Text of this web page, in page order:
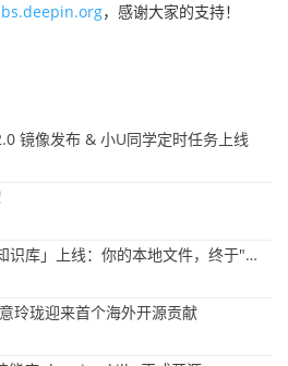
，感谢大家的支持！
镜像发布 & 小U同学定时任务上线
重磅更新！小U同学「全局知识库」上线：你的本地文件，终于"活"起来了
玲珑迎来首个海外开源贡献